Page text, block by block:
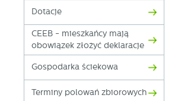
Dotacje
CEEB - mieszkańcy mają
obowiązek złożyć deklaracje
Gospodarka ściekowa
Terminy polowań zbiorowych